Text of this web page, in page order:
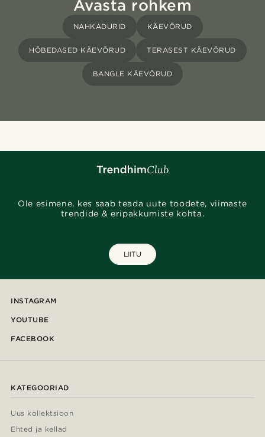
Avasta rohkem
NAHKADURID KÄEVÕRUD
HÕBEDASED KÄEVÕRUD TERASEST KÄEVÕRUD
BANGLE KÄEVÕRUD
Ole esimene, kes saab teada uute toodete, viimaste
trendide & eripakkumiste kohta.
LIITU
INSTAGRAM
YOUTUBE
FACEBOOK
KATEGOORIAD
Uus kollektsioon
Ehted ja kellad